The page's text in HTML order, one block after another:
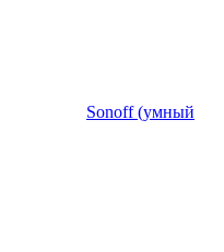
Sonoff (умный